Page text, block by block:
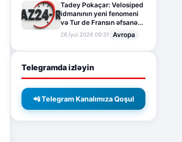
Tadey Pokaçar: Velosiped
idmanının yeni fenomeni
və Tur de Fransın əfsanəvi
səhifəsi
26.İyul.2026 09:31 Avropa
Telegramda izləyin
📲 Telegram Kanalımıza Qoşul